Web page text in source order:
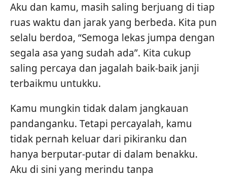
Aku dan kamu, masih saling berjuang di tiap
ruas waktu dan jarak yang berbeda. Kita pun
selalu berdoa, “Semoga lekas jumpa dengan
segala asa yang sudah ada”. Kita cukup
saling percaya dan jagalah baik-baik janji
terbaikmu untukku.
Kamu mungkin tidak dalam jangkauan
pandanganku. Tetapi percayalah, kamu
tidak pernah keluar dari pikiranku dan
hanya berputar-putar di dalam benakku.
Aku di sini yang merindu tanpa